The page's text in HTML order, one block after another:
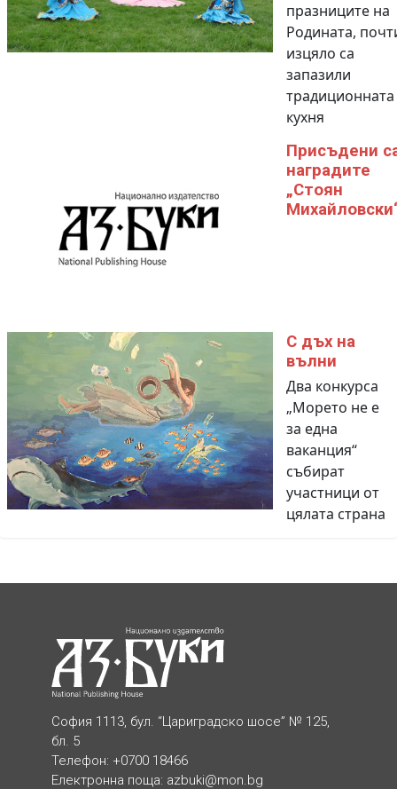
празниците на
Родината,
изцяло са
запазили
традиционната
кухня
Присъдени
наградите
„Стоян
С дъх на
вълни
Два конкурса
„Морето не е
за една
ваканция“
събират
участници от
цялата страна
София 1113, бул. “Цариградско шосе” № 125,
бл. 5
Телефон: +0700 18466
Електронна поща: azbuki@mon.bg